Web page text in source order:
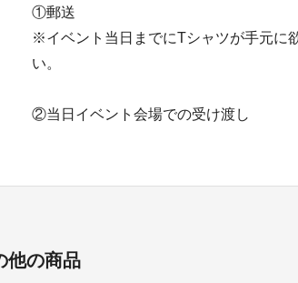
①郵送
※イベント当日までにTシャツが手元に
い。
②当日イベント会場での受け渡し
他の商品